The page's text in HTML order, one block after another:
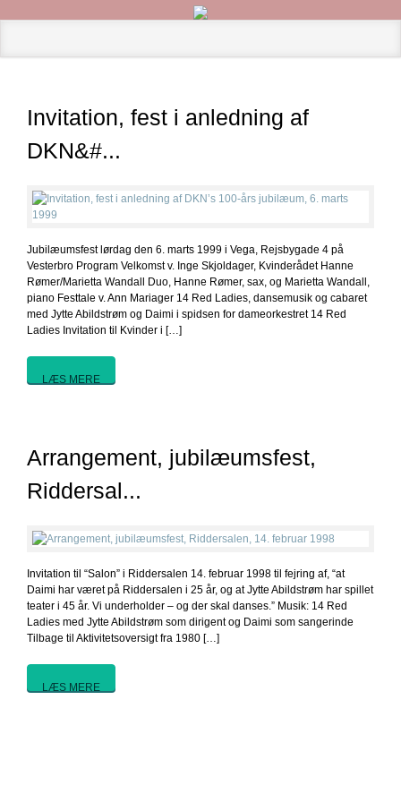
Invitation, fest i anledning af
DKN&#...
Jubilæumsfest lørdag den 6. marts 1999 i Vega, Rejsbygade 4 på
Vesterbro Program Velkomst v. Inge Skjoldager, Kvinderådet Hanne
Rømer/Marietta Wandall Duo, Hanne Rømer, sax, og Marietta Wandall,
piano Festtale v. Ann Mariager 14 Red Ladies, dansemusik og cabaret
med Jytte Abildstrøm og Daimi i spidsen for dameorkestret 14 Red
Ladies Invitation til Kvinder i […]
LÆS MERE
Arrangement, jubilæumsfest,
Riddersal...
Invitation til “Salon” i Riddersalen 14. februar 1998 til fejring af, “at
Daimi har været på Riddersalen i 25 år, og at Jytte Abildstrøm har spillet
teater i 45 år. Vi underholder – og der skal danses.” Musik: 14 Red
Ladies med Jytte Abildstrøm som dirigent og Daimi som sangerinde
Tilbage til Aktivitetsoversigt fra 1980 […]
LÆS MERE